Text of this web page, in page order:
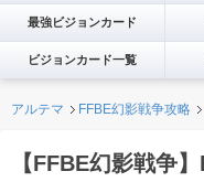
最強ビジョンカード
ビジョンカード一覧
アルテマ FFBE幻影戦争攻略
【FFBE幻影戦争